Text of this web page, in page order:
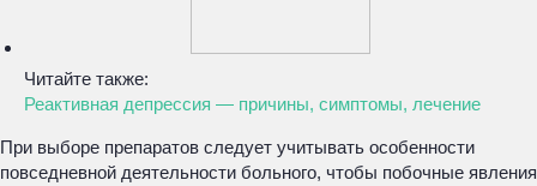
Читайте также:
Реактивная депрессия — причины, симптомы, лечение
При выборе препаратов следует учитывать особенности
повседневной деятельности больного, чтобы побочные явления